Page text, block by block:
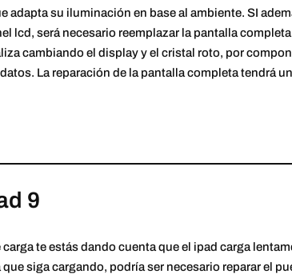
adapta su iluminación en base al ambiente. SI
lcd, será necesario reemplazar la pantalla
cambiando el display y el cristal roto, por
La reparación de la pantalla completa tendrá
9
te estás dando cuenta que el ipad carga
siga cargando, podría ser necesario reparar el